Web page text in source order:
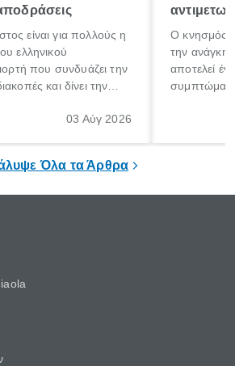
είναι για πολλούς η
ελληνικού
που συνδυάζει την
και δίνει την
για λίγες μέρες03 Αύγ 2026
Ο κνησμός
την ανάγκη
αποτελεί
Όλα τα Άρθρα